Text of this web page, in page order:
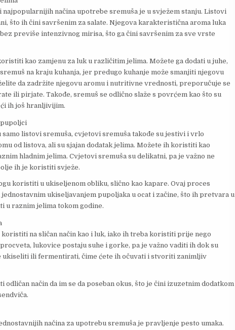
najpopularnijih načina upotrebe sremuša je u svježem stanju. Listovi
što ih čini savršenim za salate. Njegova karakteristična aroma luka
previše intenzivnog mirisa, što ga čini savršenim za sve vrste
kao zamjenu za luk u različitim jelima. Možete ga dodati u juhe,
na kraju kuhanja, jer predugo kuhanje može smanjiti njegovu
da zadržite njegovu aromu i nutritivne vrednosti, preporučuje se
ili pirjate. Takođe, sremuš se odlično slaže s povrćem kao što su
ih još hranljivijim.
listovi sremuša, cvjetovi sremuša takođe su jestivi i vrlo
od listova, ali su sjajan dodatak jelima. Možete ih koristiti kao
hladnim jelima. Cvjetovi sremuša su delikatni, pa je važno ne
ih je koristiti svježe.
koristiti u ukiseljenom obliku, slično kao kapare. Ovaj proces
ukiseljavanjem pupoljaka u ocat i začine, što ih pretvara u
u raznim jelima tokom godine.
koristiti na sličan način kao i luk, iako ih treba koristiti prije nego
lukovice postaju suhe i gorke, pa je važno vaditi ih dok su
ukiseliti ili fermentirati, čime ćete ih očuvati i stvoriti zanimljiv
odličan način da im se da poseban okus, što je čini izuzetnim dodatkom
načina za upotrebu sremuša je pravljenje pesto umaka.